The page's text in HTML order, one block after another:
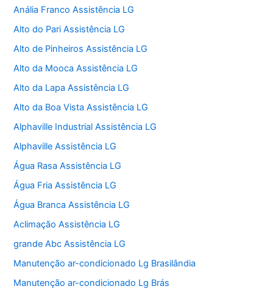
Anália Franco Assistência LG
Alto do Pari Assistência LG
Alto de Pinheiros Assistência LG
Alto da Mooca Assistência LG
Alto da Lapa Assistência LG
Alto da Boa Vista Assistência LG
Alphaville Industrial Assistência LG
Alphaville Assistência LG
Água Rasa Assistência LG
Água Fria Assistência LG
Água Branca Assistência LG
Aclimação Assistência LG
grande Abc Assistência LG
Manutenção ar-condicionado Lg Brasilândia
Manutenção ar-condicionado Lg Brás